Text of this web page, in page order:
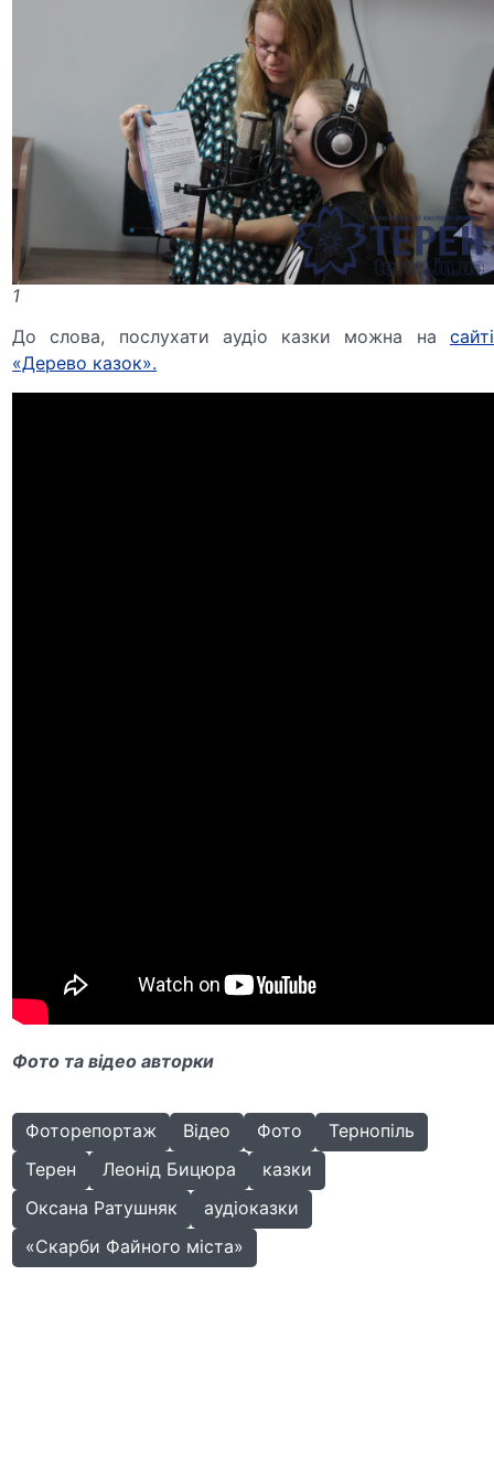
1
До слова, послухати аудіо казки можна на сайті
«Дерево казок».
Фото та відео авторки
Фоторепортаж Відео Фото
Тернопіль
Терен
Леонід Бицюра
казки
Оксана Ратушняк
аудіоказки
«Скарби Файного міста»